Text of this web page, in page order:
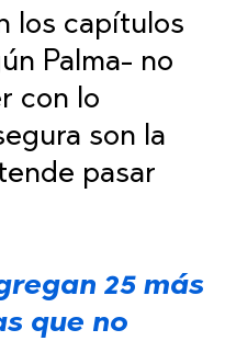
los capítulos
Palma- no
con lo
son la
pasar
25 más
que no